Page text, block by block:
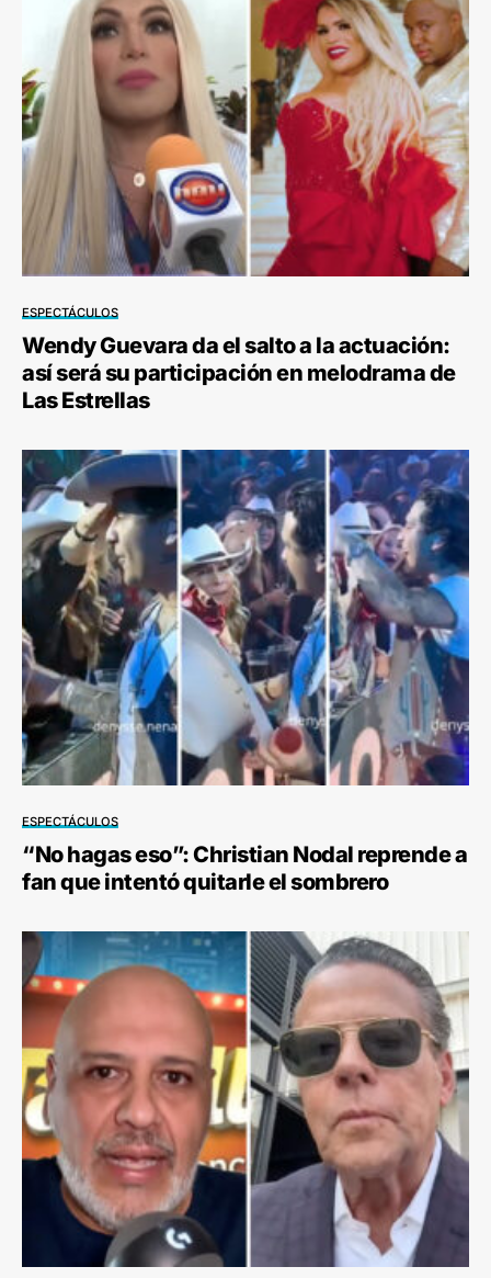
ESPECTÁCULOS
Wendy Guevara da el salto a la actuación:
así será su participación en melodrama de
Las Estrellas
ESPECTÁCULOS
“No hagas eso”: Christian Nodal reprende a
fan que intentó quitarle el sombrero